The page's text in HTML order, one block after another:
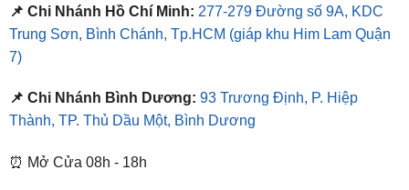
7)
📌 Chi Nhánh Bình Dương:
⏰ Mở Cửa 08h - 18h
❤️ Dịch vụ làm xe tận nơi tại Sài Gòn, Bình Dương và các